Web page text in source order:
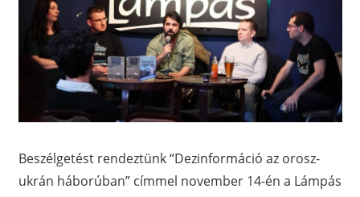
Beszélgetést rendeztünk “Dezinformáció az orosz-
ukrán háborúban” címmel november 14-én a Lámpás